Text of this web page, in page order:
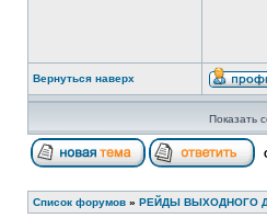
Вернуться наверх
Показать
Список форумов » РЕЙДЫ ВЫХОДНОГО